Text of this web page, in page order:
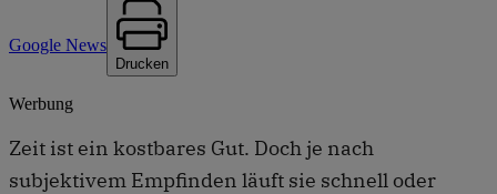
Google News
Drucken
Werbung
Zeit ist ein kostbares Gut. Doch je nach
subjektivem Empfinden läuft sie schnell oder